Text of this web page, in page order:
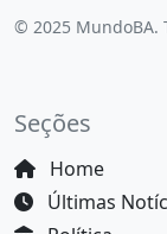
© 2025 MundoBA.
Seções
Home
Últimas